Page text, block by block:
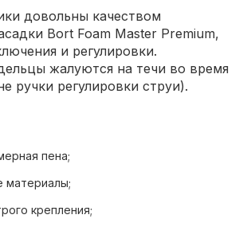
довольны качеством
Bort Foam Master Premium,
и регулировки.
жалуются на течи во время
ручки регулировки струи).
пена;
материалы;
крепления;
и регулировки.